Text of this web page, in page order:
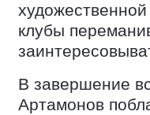
клубы
В завершение
Артамонов